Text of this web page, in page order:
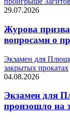
29.07.2026
Журова
вопросами о
Экзамен для
закрытых прокатах
04.08.2026
Экзамен для
произошло на